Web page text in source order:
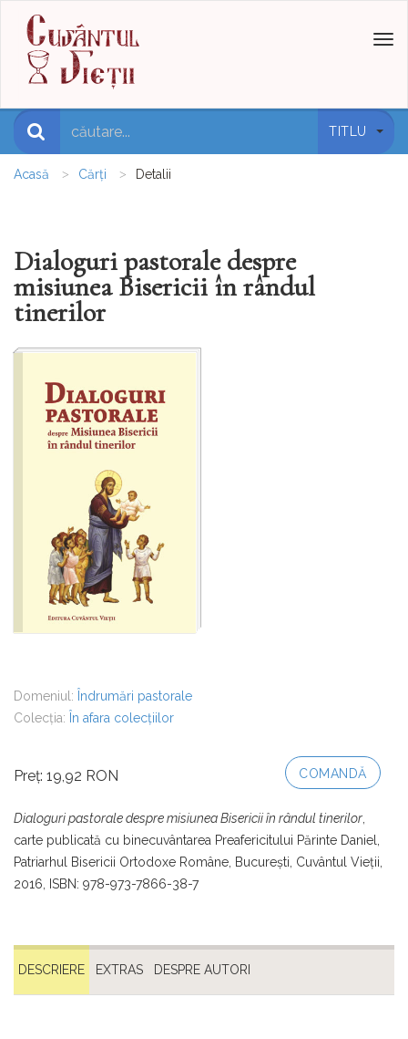
TITLU
Acasă Cărți Detalii
Dialoguri pastorale despre
misiunea Bisericii în rândul
tinerilor
Domeniul: Îndrumări pastorale
Colecția: În afara colecțiilor
Preț: 19,92 RON COMANDĂ
Dialoguri pastorale despre misiunea Bisericii în rândul tinerilor
carte publicată cu binecuvântarea Preafericitului Părinte Daniel,
Patriarhul Bisericii Ortodoxe Române, București, Cuvântul Vieții,
2016, ISBN: 978-973-7866-38-7
DESCRIERE EXTRAS DESPRE AUTORI